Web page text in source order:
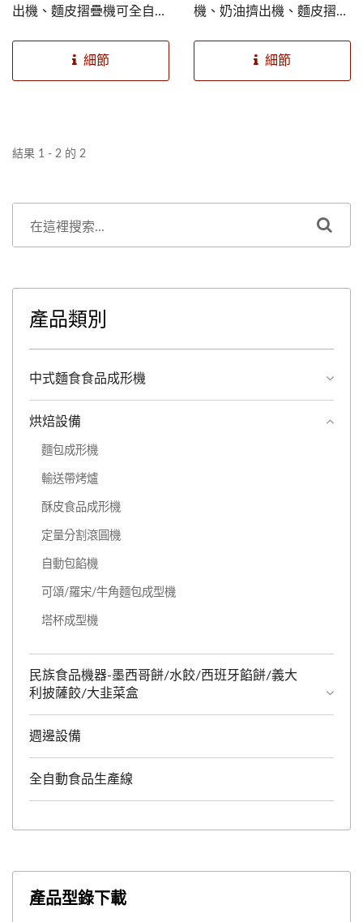
出機、麵皮摺疊機可全自動
製滾輪及傳動機構，減少對
麵帶的受力，避免破壞麵皮
細節
機、奶油擠出機、麵皮摺疊
皮。打薄機特製滾輪及傳動
機構，減少對麵帶的受力，
細節
結果 1 - 2 的 2
產品類別
中式麵食食品成形機
烘焙設備
麵包成形機
輸送帶烤爐
酥皮食品成形機
定量分割滾圓機
自動包餡機
可頌/羅宋/牛角麵包成型機
塔杯成型機
民族食品機器-墨西哥餅/水餃/西班牙餡餅/義大
利披薩餃/大韭菜盒
週邊設備
全自動食品生產線
產品型錄下載